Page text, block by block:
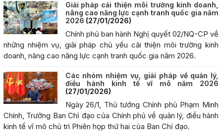
Giải pháp cải thiện môi trường kinh doanh,
nâng cao năng lực cạnh tranh quốc gia năm
2026 (27/01/2026)
Chính phủ ban hành Nghị quyết 02/NQ-CP về
những nhiệm vụ, giải pháp chủ yếu cải thiện môi trường kinh
doanh, nâng cao năng lực cạnh tranh quốc gia năm 2026.
Các nhóm nhiệm vụ, giải pháp về quản lý,
điều hành kinh tế vĩ mô năm 2026
(27/01/2026)
Ngày 26/1, Thủ tướng Chính phủ Phạm Minh
Chính, Trưởng Ban Chỉ đạo của Chính phủ về quản lý, điều hành
kinh tế vĩ mô chủ trì Phiên họp thứ hai của Ban Chỉ đạo.